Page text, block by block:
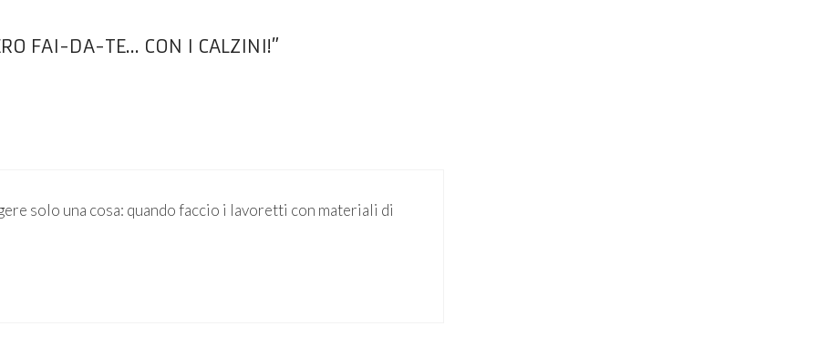
FAI-DA-TE… CON I CALZINI!”
solo una cosa: quando faccio i lavoretti con materiali di